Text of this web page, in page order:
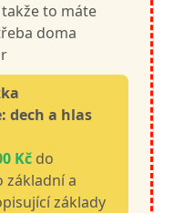
to máte
doma
dech a hlas
Kč do
základní a
základy